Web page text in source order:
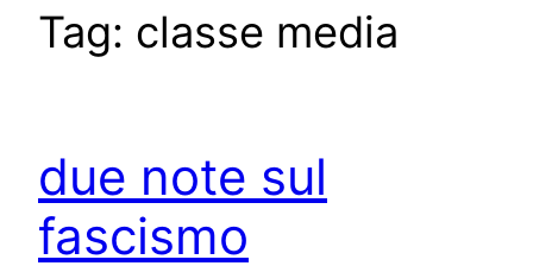
Tag: classe media
due note sul
fascismo